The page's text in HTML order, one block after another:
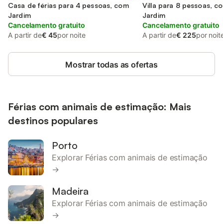
Casa de férias para 4 pessoas, com
Jardim
Cancelamento gratuito
A partir de€ 45por noite
Villa para 8 pessoas,
Jardim
Cancelamento gratuito
A partir de€ 225por
Mostrar todas as ofertas
Férias com animais de estimação: Mais
destinos populares
Porto
Explorar Férias com animais de estimação
→
Madeira
Explorar Férias com animais de estimação
→